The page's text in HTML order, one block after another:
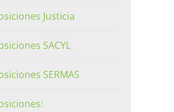
Justicia
SACYL
SERMAS